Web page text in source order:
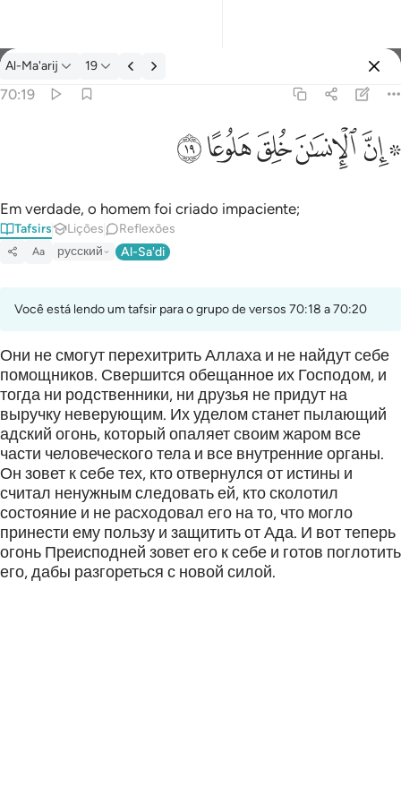
Tafsir: Al-Ma'arij 70:19
Al-Ma'arij 19
70:19
ﱪ ﱫﱬﱭﱮﱯ
Em verdade, o homem foi criado impaciente;
Tafsirs Lições Reflexões
Aa русский Al-Sa'di
Você está lendo um tafsir para o grupo de versos 70:18 a 70:20
Они не смогут перехитрить Аллаха и не найдут себе
помощников. Свершится обещанное их Господом, и
тогда ни родственники, ни друзья не придут на
выручку неверующим. Их уделом станет пылающий
адский огонь, который опаляет своим жаром все
части человеческого тела и все внутренние органы.
Он зовет к себе тех, кто отвернулся от истины и
считал ненужным следовать ей, кто сколотил
состояние и не расходовал его на то, что могло
принести ему пользу и защитить от Ада. И вот теперь
огонь Преисподней зовет его к себе и готов поглотить
его, дабы разгореться с новой силой.